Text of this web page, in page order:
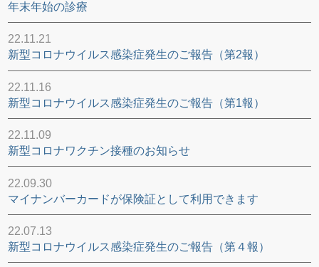
年末年始の診療
22.11.21
新型コロナウイルス感染症発生のご報告（第2報）
22.11.16
新型コロナウイルス感染症発生のご報告（第1報）
22.11.09
新型コロナワクチン接種のお知らせ
22.09.30
マイナンバーカードが保険証として利用できます
22.07.13
新型コロナウイルス感染症発生のご報告（第４報）